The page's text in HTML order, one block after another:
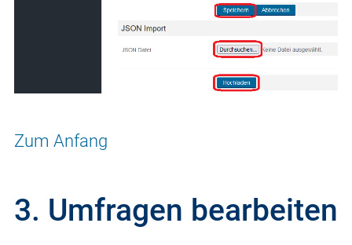
Zum Anfang
3. Umfragen bearbeiten